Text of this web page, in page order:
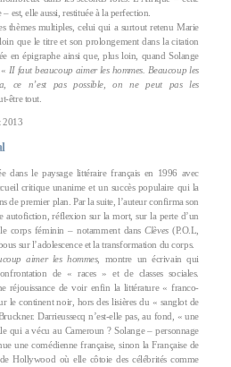
est, elle aussi, restituée à la perfection.
thèmes multiples, celui qui a surtout retenu Marie
que le titre et son prolongement dans la citation
en épigraphe ainsi que, plus loin, quand Solange
II faut beaucoup aimer les hommes. Beaucoup les
ce n’est pas possible, on ne peut pas les
être tout.
2013
dans le paysage littéraire français en 1996 avec
critique unanime et un succès populaire qui la
de premier plan. Par la suite, l’auteur confirma son
autofiction, réflexion sur la mort, sur la perte d’un
corps féminin – notamment dansClèves(P.O.L,
sur l’adolescence et la transformation du corps.
aimer les hommes, montre un écrivain qui
de « races » et de classes sociales.
réjouissance de voir enfin la littérature « franco-
le continent noir, hors des lisières du « sanglot de
Darrieussecq n’est-elle pas, au fond, « une
qui a vécu au Cameroun ? Solange – personnage
une comédienne française, sinon la Française de
Hollywood où elle côtoie des célébrités comme